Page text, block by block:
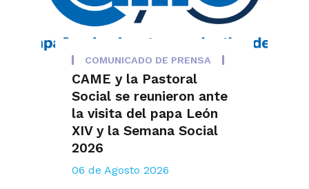
COMUNICADO DE PRENSA
CAME y la Pastoral
Social se reunieron ante
la visita del papa León
XIV y la Semana Social
2026
06 de Agosto 2026